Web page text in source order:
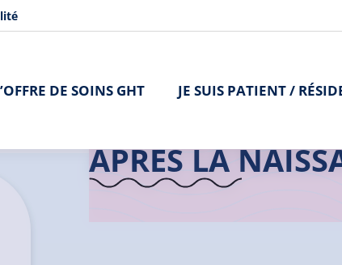
DE SOINS GHT JE SUIS PATIENT /
Accueil GHT> Centre Hospitalier de
APRÈS LA